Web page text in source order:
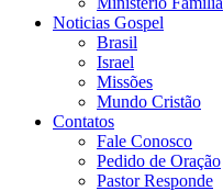
Noticias Gospel
Brasil
Israel
Missões
Mundo Cristão
Contatos
Fale Conosco
Pedido de Oração
Pastor Responde